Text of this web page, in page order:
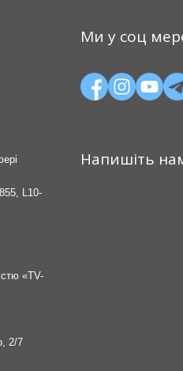
L10-
«TV-
2/7
Ми у соц
Напишіть